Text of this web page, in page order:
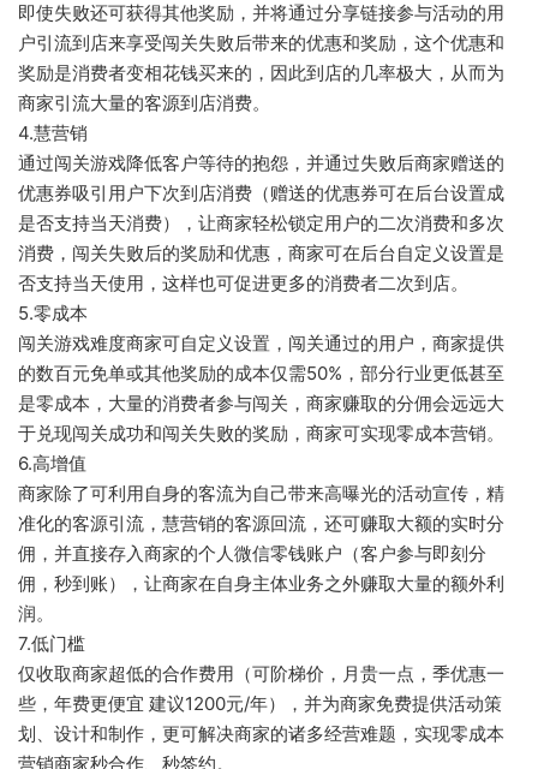
即使失败还可获得其他奖励，并将通过分享链接参与活动的用
户引流到店来享受闯关失败后带来的优惠和奖励，这个优惠和
奖励是消费者变相花钱买来的，因此到店的几率极大，从而为
商家引流大量的客源到店消费。
4.慧营销
通过闯关游戏降低客户等待的抱怨，并通过失败后商家赠送的
优惠券吸引用户下次到店消费（赠送的优惠券可在后台设置成
是否支持当天消费），让商家轻松锁定用户的二次消费和多次
消费，闯关失败后的奖励和优惠，商家可在后台自定义设置是
否支持当天使用，这样也可促进更多的消费者二次到店。
5.零成本
闯关游戏难度商家可自定义设置，闯关通过的用户，商家提供
的数百元免单或其他奖励的成本仅需50%，部分行业更低甚至
是零成本，大量的消费者参与闯关，商家赚取的分佣会远远大
于兑现闯关成功和闯关失败的奖励，商家可实现零成本营销。
6.高增值
商家除了可利用自身的客流为自己带来高曝光的活动宣传，精
准化的客源引流，慧营销的客源回流，还可赚取大额的实时分
佣，并直接存入商家的个人微信零钱账户（客户参与即刻分
佣，秒到账），让商家在自身主体业务之外赚取大量的额外利
润。
7.低门槛
仅收取商家超低的合作费用（可阶梯价，月贵一点，季优惠一
些，年费更便宜 建议1200元/年），并为商家免费提供活动策
划、设计和制作，更可解决商家的诸多经营难题，实现零成本
营销商家秒合作、秒签约。